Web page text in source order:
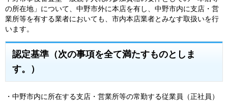
の所在地」について、中野市外に本店を有し、中野市内に支店・営
業所等を有する業者においても、市内本店業者とみなす取扱いを行
います。
認定基準（次の事項を全て満たすものとしま
す。）
・中野市内に所在する支店・営業所等の常勤する従業員（正社員）